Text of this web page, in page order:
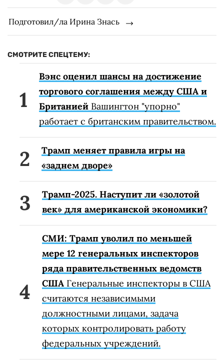
Подготовил/ла Ирина Знась
СМОТРИТЕ СПЕЦТЕМУ:
Вэнс оценил шансы на достижение
торгового соглашения между США и
Британией Вашингтон "упорно"
работает с британским правительством.
Трамп меняет правила игры на
«заднем дворе»
Трамп-2025. Наступит ли «золотой
век» для американской экономики?
СМИ: Трамп уволил по меньшей
мере 12 генеральных инспекторов
ряда правительственных ведомств
США Генеральные инспекторы в США
считаются независимыми
должностными лицами, задача
которых контролировать работу
федеральных учреждений.